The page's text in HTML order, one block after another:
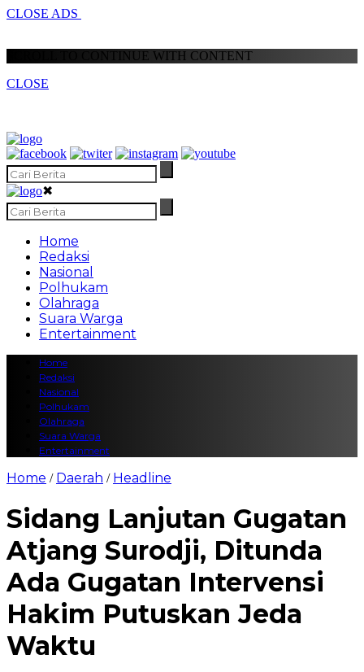
CLOSE ADS
SCROLL TO CONTINUE WITH CONTENT
CLOSE
✖
Home
Redaksi
Nasional
Polhukam
Olahraga
Suara Warga
Entertainment
Home
Redaksi
Nasional
Polhukam
Olahraga
Suara Warga
Entertainment
Home / Daerah / Headline
Sidang Lanjutan Gugatan
Atjang Surodji, Ditunda
Ada Gugatan Intervensi
Hakim Putuskan Jeda
Waktu